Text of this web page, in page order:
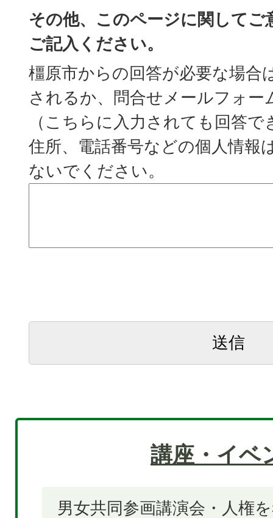
その他、このページに関してご
ご記入ください。
橿原市からの回答が必要な場合
されるか、問合せメールフォー
（こちらに入力されても回答
住所、電話番号などの個人情報
ないでください。
講座・イベ
男女共同参画講演会・人権